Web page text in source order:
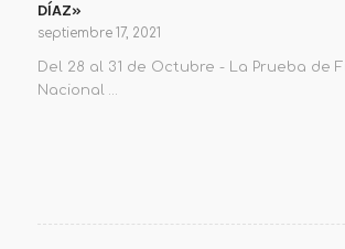
DÍAZ»
septiembre 17, 2021
Del 28 al 31 de Octubre - La Prueba de
Nacional …